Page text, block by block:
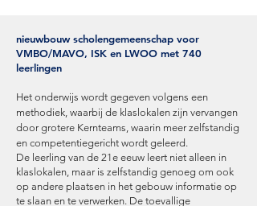
nieuwbouwscholengemeenschap voor
VMBO/MAVO, ISK en LWOO met 740
leerlingen
Het onderwijs wordt gegeven volgens een
methodiek, waarbij de klaslokalen zijn vervangen
door grotere Kernteams, waarin meer zelfstandig
en competentiegericht wordt geleerd.
De leerling van de 21e eeuw leert niet alleen in
klaslokalen, maar is zelfstandig genoeg om ook
op andere plaatsen in het gebouw informatie op
te slaan en te verwerken. De toevallige